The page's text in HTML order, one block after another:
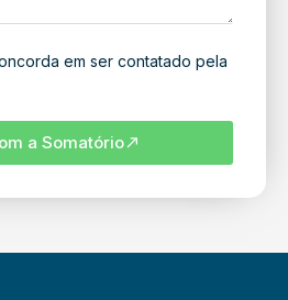
em ser contatado pela
a Somatório